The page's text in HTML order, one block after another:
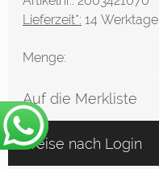
Lieferzeit*: 14 Werktage
Menge:
Auf die Merkliste
Preise nach Login